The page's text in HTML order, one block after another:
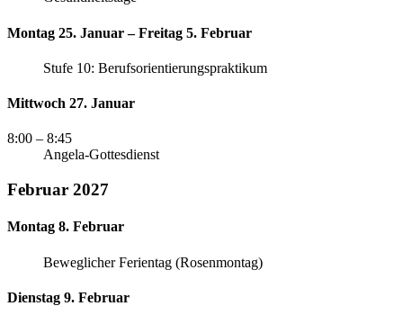
Montag 25. Januar – Freitag 5. Februar
Stufe 10: Berufsorientierungspraktikum
Mittwoch 27. Januar
8:00 – 8:45
Angela-Gottesdienst
Februar 2027
Montag 8. Februar
Beweglicher Ferientag (Rosenmontag)
Dienstag 9. Februar